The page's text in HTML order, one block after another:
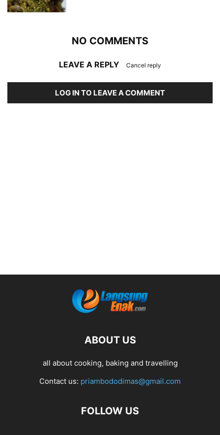
NO COMMENTS
LEAVE A REPLY Cancel reply
LOG IN TO LEAVE A COMMENT
ABOUT US
all about cooking, baking and travelling
Contact us: priambododimas@gmail.com
FOLLOW US